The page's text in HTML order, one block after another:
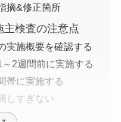
摘&修正箇所
主検査の注意点
実施概要を確認する
2週間前に実施する
帯に実施する
しすぎない